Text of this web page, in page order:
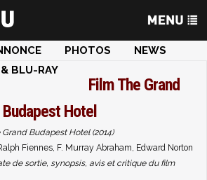
PHOTOS
NEWS
BLU-RAY
FilmThe Grand
Budapest Hotel
Grand Budapest Hotel (2014)
Fiennes, F. Murray Abraham, Edward Norton
de sortie, synopsis, avis et critique du film